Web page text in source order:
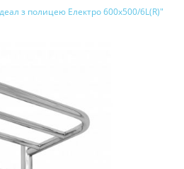
з полицею Електро 600х500/6L(R)"